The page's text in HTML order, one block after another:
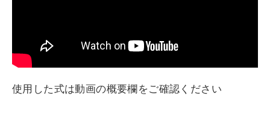
使用した式は動画の概要欄をご確認ください